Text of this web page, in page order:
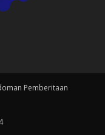
Pemberitaan